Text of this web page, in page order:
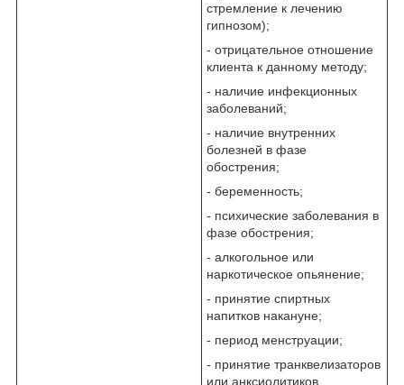
стремление к лечению
гипнозом);
- отрицательное отношение
клиента к данному методу;
- наличие инфекционных
заболеваний;
- наличие внутренних
болезней в фазе
обострения;
- беременность;
- психические заболевания в
фазе обострения;
- алкогольное или
наркотическое опьянение;
- принятие спиртных
напитков накануне;
- период менструации;
- принятие транквелизаторов
или анксиолитиков.